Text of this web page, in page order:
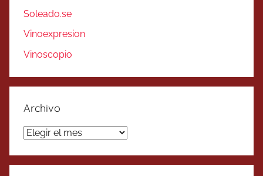
Soleado.se
Vinoexpresion
Vinoscopio
Archivo
Archivo